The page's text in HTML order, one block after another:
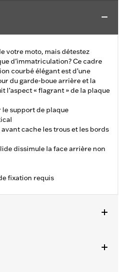
votre moto, mais détestez
d’immatriculation? Ce cadre
courbé élégant est d’une
du garde-boue arrière et la
l’aspect « flagrant » de la plaque
support de plaque
cache les trous et les bords
dissimule la face arrière non
fixation requis
2010 à 2023.